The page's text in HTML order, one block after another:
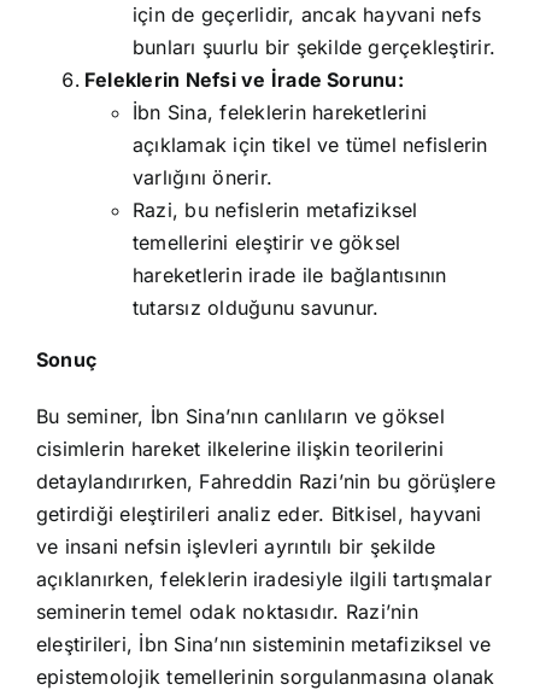
için de geçerlidir, ancak hayvani nefs
bunları şuurlu bir şekilde gerçekleştirir.
Feleklerin Nefsi ve İrade Sorunu:
İbn Sina, feleklerin hareketlerini
açıklamak için tikel ve tümel nefislerin
varlığını önerir.
Razi, bu nefislerin metafiziksel
temellerini eleştirir ve göksel
hareketlerin irade ile bağlantısının
tutarsız olduğunu savunur.
Sonuç
Bu seminer, İbn Sina’nın canlıların ve göksel
cisimlerin hareket ilkelerine ilişkin teorilerini
detaylandırırken, Fahreddin Razi’nin bu görüşlere
getirdiği eleştirileri analiz eder. Bitkisel, hayvani
ve insani nefsin işlevleri ayrıntılı bir şekilde
açıklanırken, feleklerin iradesiyle ilgili tartışmalar
seminerin temel odak noktasıdır. Razi’nin
eleştirileri, İbn Sina’nın sisteminin metafiziksel ve
epistemolojik temellerinin sorgulanmasına olanak